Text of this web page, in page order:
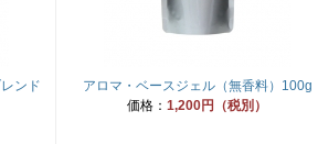
ンド
アロマ・ベースジェル（無香料）100g
価格： 1,200円（税別）